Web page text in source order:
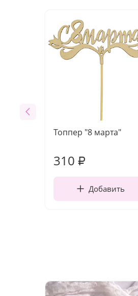
Топпер "8 марта"
310 ₽
Добавить